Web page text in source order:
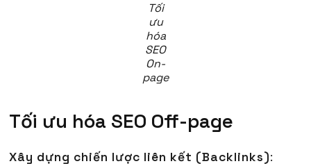
Tối
ưu
hóa
SEO
On-
page
Tối ưu hóa SEO Off-page
Xây dựng chiến lược liên kết (Backlinks):